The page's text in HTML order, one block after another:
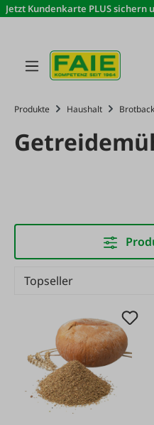
Zum Hauptinhalt springen
Jetzt Kundenkarte PLUS
Produkte Haushalt